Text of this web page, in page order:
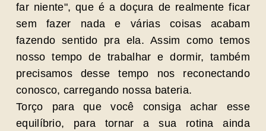
far niente", que é a doçura de realmente ficar
sem fazer nada e várias coisas acabam
fazendo sentido pra ela. Assim como temos
nosso tempo de trabalhar e dormir, também
precisamos desse tempo nos reconectando
conosco, carregando nossa bateria.
Torço para que você consiga achar esse
equilíbrio, para tornar a sua rotina ainda